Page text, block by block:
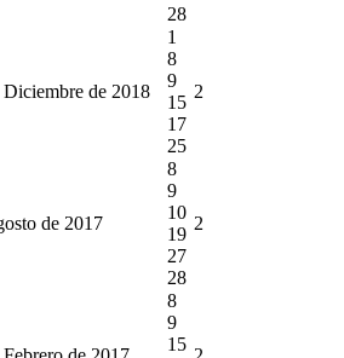
28
de 2018
1
8
9
15
17
25
2
de 2017
8
9
10
19
27
28
2
8
9
15